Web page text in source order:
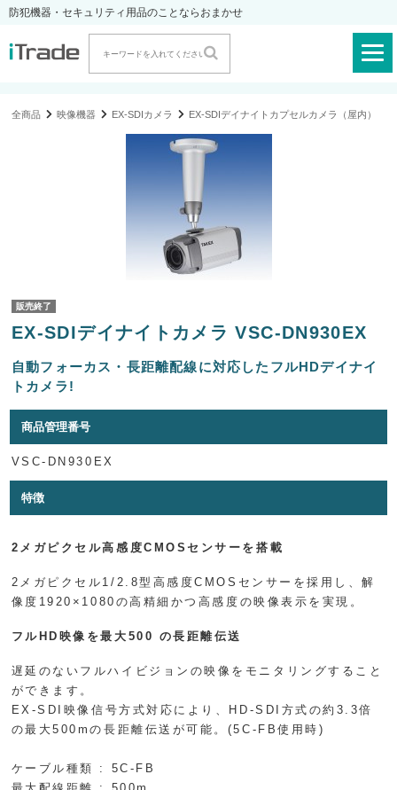
防犯機器・セキュリティ用品のことならおまかせ
全商品 映像機器 EX-SDIカメラ EX-SDIデイナイトカプセルカメラ（屋内）
販売終了
EX-SDIデイナイトカメラ VSC-DN930EX
自動フォーカス・長距離配線に対応したフルHDデイナイ
トカメラ!
商品管理番号
VSC-DN930EX
特徴
2メガピクセル高感度CMOSセンサーを搭載
2メガピクセル1/2.8型高感度CMOSセンサーを採用し、解
像度1920×1080の高精細かつ高感度の映像表示を実現。
フルHD映像を最大500 の長距離伝送
遅延のないフルハイビジョンの映像をモニタリングすること
ができます。
EX-SDI映像信号方式対応により、HD-SDI方式の約3.3倍
の最大500mの長距離伝送が可能。(5C-FB使用時)
ケーブル種類 : 5C-FB